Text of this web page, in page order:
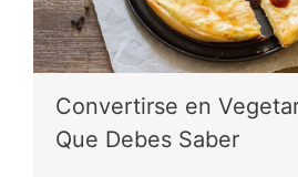
Convertirse en
Que Debes Saber